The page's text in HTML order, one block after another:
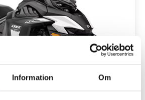
Information Om